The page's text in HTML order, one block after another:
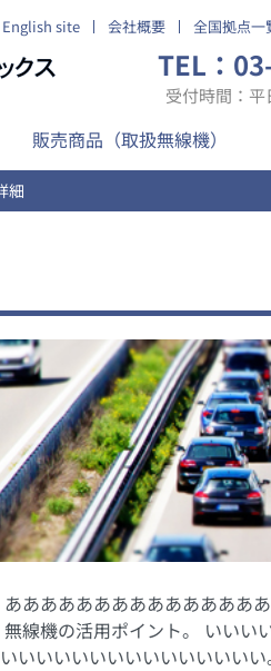
English site 会社概要 全国拠点一
TEL：
受付時間：
販売商品（取扱無線機）
細
あああああああああああああ
線機の活用ポイント。 いい
いいいいいいいいいいいいいい